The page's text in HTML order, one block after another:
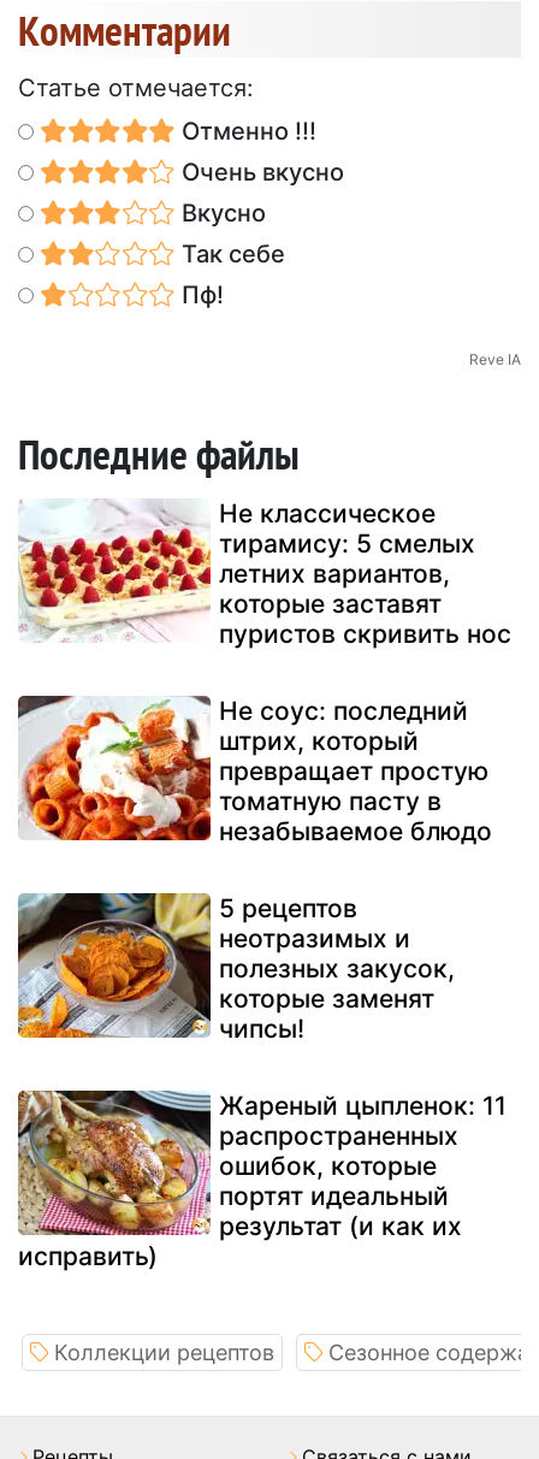
Kомментарии
Статье отмечается:
Отменно !!!
Очень вкусно
Вкусно
Так себе
Пф!
Reve IA
Последние файлы
Не классическое
тирамису: 5 смелых
летних вариантов,
которые заставят
пуристов скривить нос
Не соус: последний
штрих, который
превращает простую
томатную пасту в
незабываемое блюдо
5 рецептов
неотразимых и
полезных закусок,
которые заменят
чипсы!
Жареный цыпленок: 11
распространенных
ошибок, которые
портят идеальный
результат (и как их
исправить)
Коллекции рецептов Сезонное